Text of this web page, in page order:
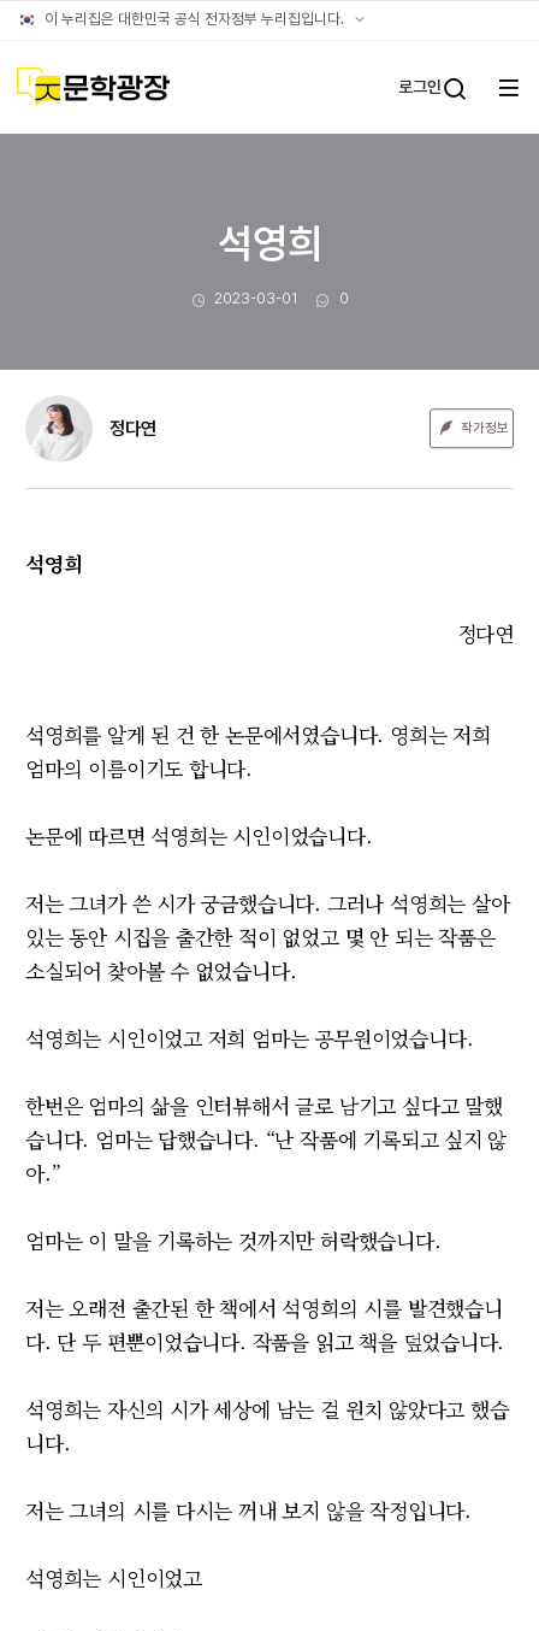
이 누리집은 대한민국 공식 전자정부 누리집입니다. 공식
문학광장 로그인
전체
석영희
작성일
2023-03-01 댓글수
0
정다연
석영희
정다연
석영희를 알게 된 건 한 논문에서였습니다. 영희는 저희
엄마의 이름이기도 합니다.
논문에 따르면 석영희는 시인이었습니다.
저는 그녀가 쓴 시가 궁금했습니다. 그러나 석영희는 살아
있는 동안 시집을 출간한 적이 없었고 몇 안 되는 작품은
소실되어 찾아볼 수 없었습니다.
석영희는 시인이었고 저희 엄마는 공무원이었습니다.
한번은 엄마의 삶을 인터뷰해서 글로 남기고 싶다고 말했
습니다. 엄마는 답했습니다. “난 작품에 기록되고 싶지 않
아.”
엄마는 이 말을 기록하는 것까지만 허락했습니다.
저는 오래전 출간된 한 책에서 석영희의 시를 발견했습니
다. 단 두 편뿐이었습니다. 작품을 읽고 책을 덮었습니다.
석영희는 자신의 시가 세상에 남는 걸 원치 않았다고 했습
니다.
저는 그녀의 시를 다시는 꺼내 보지 않을 작정입니다.
석영희는 시인이었고